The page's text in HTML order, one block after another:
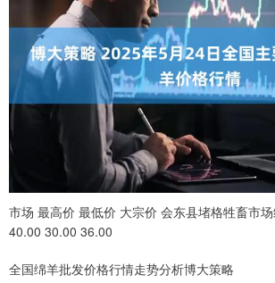
市场 最高价 最低价 大宗价 会东县堵格牲畜市
40.00 30.00 36.00
全国绵羊批发价格行情走势分析博大策略